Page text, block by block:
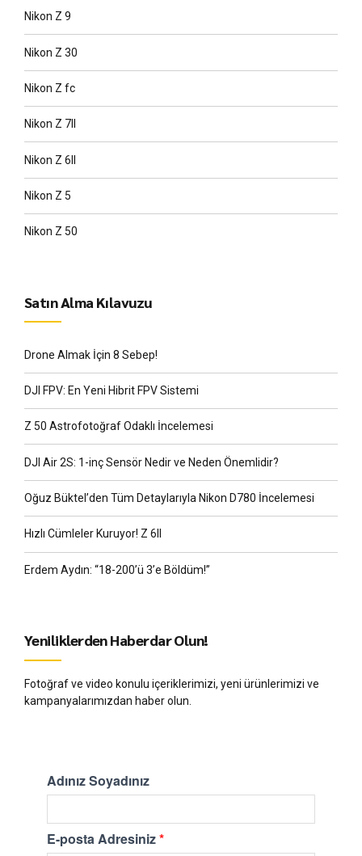
Nikon Z 9
Nikon Z 30
Nikon Z fc
Nikon Z 7II
Nikon Z 6II
Nikon Z 5
Nikon Z 50
Satın Alma Kılavuzu
Drone Almak İçin 8 Sebep!
DJI FPV: En Yeni Hibrit FPV Sistemi
Z 50 Astrofotoğraf Odaklı İncelemesi
DJI Air 2S: 1-inç Sensör Nedir ve Neden Önemlidir?
Oğuz Büktel’den Tüm Detaylarıyla Nikon D780 İncelemesi
Hızlı Cümleler Kuruyor! Z 6II
Erdem Aydın: “18-200’ü 3’e Böldüm!”
Yeniliklerden Haberdar Olun!
Fotoğraf ve video konulu içeriklerimizi, yeni ürünlerimizi ve
kampanyalarımızdan haber olun.